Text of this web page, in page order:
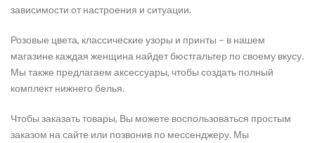
зависимости от настроения и ситуации.
Розовые цвета, классические узоры и принты – в нашем
магазине каждая женщина найдет бюстгальтер по своему вкусу.
Мы также предлагаем аксессуары, чтобы создать полный
комплект нижнего белья.
Чтобы заказать товары, Вы можете воспользоваться простым
заказом на сайте или позвонив по мессенджеру. Мы